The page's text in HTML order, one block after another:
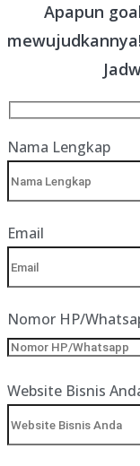
Apapun
Nama Lengkap
Email
Nomor HP/
Website Bisnis